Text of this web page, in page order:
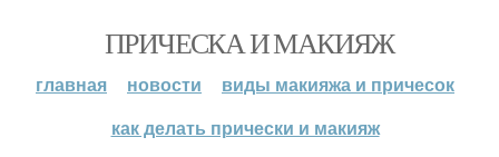
ПРИЧЕСКА И МАКИЯЖ
главная новости
виды макияжа и причесок
как делать прически и макияж